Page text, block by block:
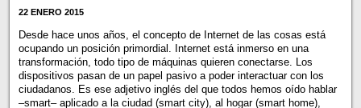
22 ENERO 2015
Desde hace unos años, el concepto de Internet de las cosas está
ocupando un posición primordial. Internet está inmerso en una
transformación, todo tipo de máquinas quieren conectarse. Los
dispositivos pasan de un papel pasivo a poder interactuar con los
ciudadanos. Es ese adjetivo inglés del que todos hemos oído hablar
–smart– aplicado a la ciudad (smart city), al hogar (smart home),